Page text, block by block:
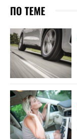
ПО ТЕМЕ